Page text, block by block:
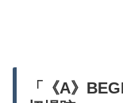
「《A》